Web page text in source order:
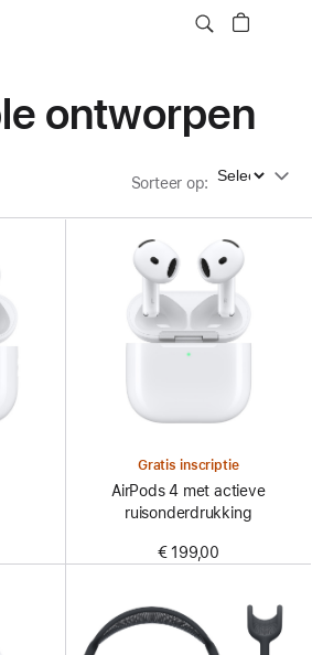
ontworpen
Sorteer op: Sorteer op
Gratis inscriptie
AirPods 4 met actieve
ruisonderdrukking
€ 199,00